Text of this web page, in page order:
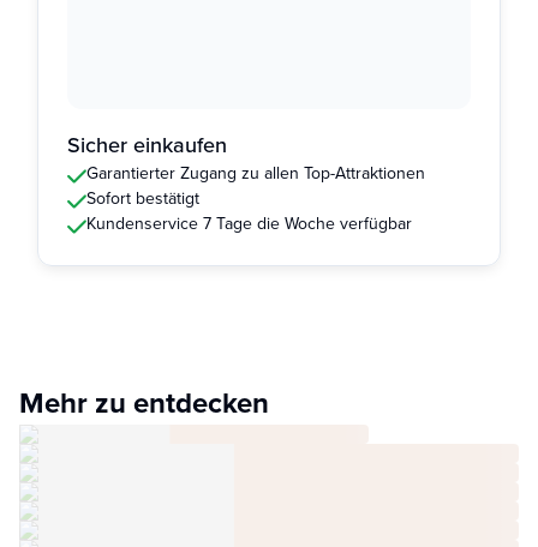
Sicher einkaufen
Garantierter Zugang zu allen Top-Attraktionen
Sofort bestätigt
Kundenservice 7 Tage die Woche verfügbar
Mehr zu entdecken